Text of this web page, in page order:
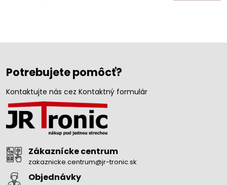
Potrebujete pomôcť?
Kontaktujte nás cez Kontaktný formulár
Zákaznícke centrum
zakaznicke.centrum@jr-tronic.sk
Objednávky